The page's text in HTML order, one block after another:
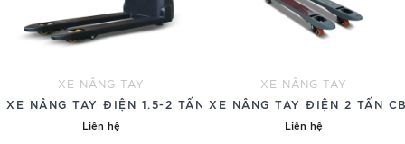
XE NÂNG TAY
XE NÂNG TAY ĐIỆN 1.5-2 TẤN
Liên hệ
XE NÂNG TAY
XE NÂNG TAY ĐIỆN 2 TẤN
Liên hệ